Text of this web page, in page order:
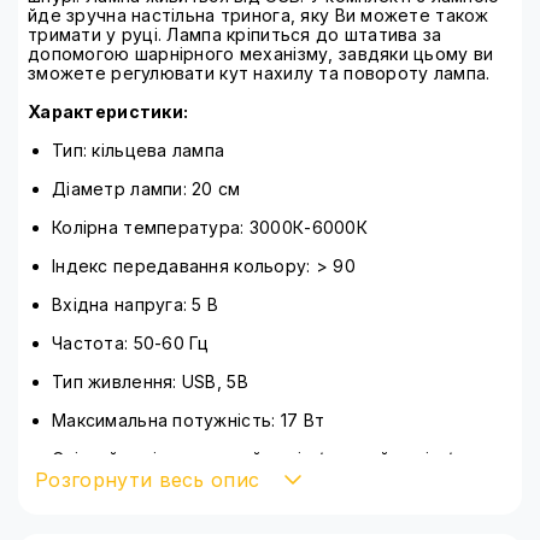
йде зручна настільна тринога, яку Ви можете також
тримати у руці. Лампа кріпиться до штатива за
допомогою шарнірного механізму, завдяки цьому ви
зможете регулювати кут нахилу та повороту лампа.
Характеристики:
Тип: кільцева лампа
Діаметр лампи: 20 см
Колірна температура: 3000К-6000К
Індекс передавання кольору: > 90
Вхідна напруга: 5 В
Частота: 50-60 Гц
Тип живлення: USB, 5В
Максимальна потужність: 17 Вт
Світлий колір: холодний колір / теплий колір /
нейтральний світло
Розгорнути весь опис